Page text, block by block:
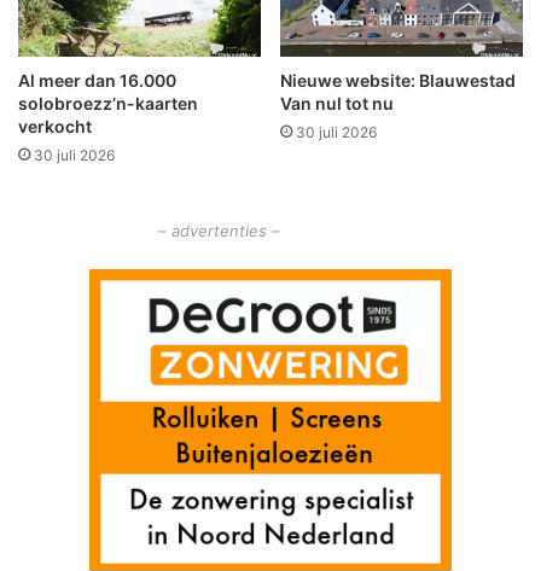
u
w
e
s
c
h
a
n
d
e
K
l
i
n
Al meer dan 16.000
solobroezz’n-kaarten
verkocht
30 juli 2026
Nieuwe website: Blauwestad
Van nul tot nu
30 juli 2026
– advertenties –